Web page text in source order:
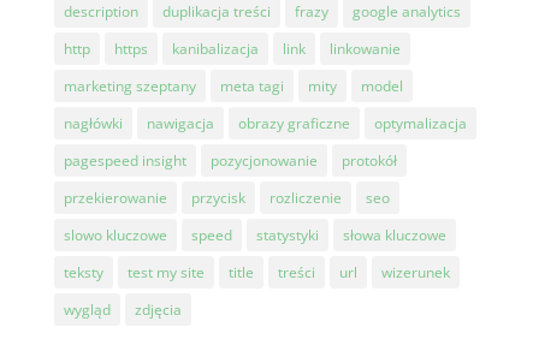
description
duplikacja treści frazy
google analytics
http
https kanibalizacja link
linkowanie
marketing szeptany
meta tagi mity
model
nagłówki
nawigacja obrazy graficzne
optymalizacja
pagespeed insight
pozycjonowanie
protokół
przekierowanie
przycisk rozliczenie
seo
slowo kluczowe
speed statystyki
słowa kluczowe
teksty
test my site title treści url
wizerunek
wygląd
zdjęcia